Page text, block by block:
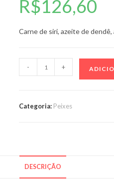
R$126,60
Carne de siri, azeite de
Casquinhas
de
- +
Categoria: Peixes
DESCRIÇÃO